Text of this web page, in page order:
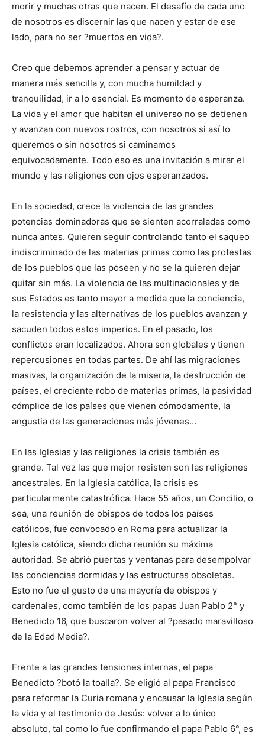
morir y muchas otras que nacen. El desafío de cada uno
de nosotros es discernir las que nacen y estar de ese
lado, para no ser ?muertos en vida?.
Creo que debemos aprender a pensar y actuar de
manera más sencilla y, con mucha humildad y
tranquilidad, ir a lo esencial. Es momento de esperanza.
La vida y el amor que habitan el universo no se detienen
y avanzan con nuevos rostros, con nosotros si así lo
queremos o sin nosotros si caminamos
equivocadamente. Todo eso es una invitación a mirar el
mundo y las religiones con ojos esperanzados.
En la sociedad, crece la violencia de las grandes
potencias dominadoras que se sienten acorraladas como
nunca antes. Quieren seguir controlando tanto el saqueo
indiscriminado de las materias primas como las protestas
de los pueblos que las poseen y no se la quieren dejar
quitar sin más. La violencia de las multinacionales y de
sus Estados es tanto mayor a medida que la conciencia,
la resistencia y las alternativas de los pueblos avanzan y
sacuden todos estos imperios. En el pasado, los
conflictos eran localizados. Ahora son globales y tienen
repercusiones en todas partes. De ahí las migraciones
masivas, la organización de la miseria, la destrucción de
países, el creciente robo de materias primas, la pasividad
cómplice de los países que vienen cómodamente, la
angustia de las generaciones más jóvenes…
En las Iglesias y las religiones la crisis también es
grande. Tal vez las que mejor resisten son las religiones
ancestrales. En la Iglesia católica, la crisis es
particularmente catastrófica. Hace 55 años, un Concilio, o
sea, una reunión de obispos de todos los países
católicos, fue convocado en Roma para actualizar la
Iglesia católica, siendo dicha reunión su máxima
autoridad. Se abrió puertas y ventanas para desempolvar
las conciencias dormidas y las estructuras obsoletas.
Esto no fue el gusto de una mayoría de obispos y
cardenales, como también de los papas Juan Pablo 2° y
Benedicto 16, que buscaron volver al ?pasado maravilloso
de la Edad Media?.
Frente a las grandes tensiones internas, el papa
Benedicto ?botó la toalla?. Se eligió al papa Francisco
para reformar la Curia romana y encausar la Iglesia según
la vida y el testimonio de Jesús: volver a lo único
absoluto, tal como lo fue confirmando el papa Pablo 6°, es